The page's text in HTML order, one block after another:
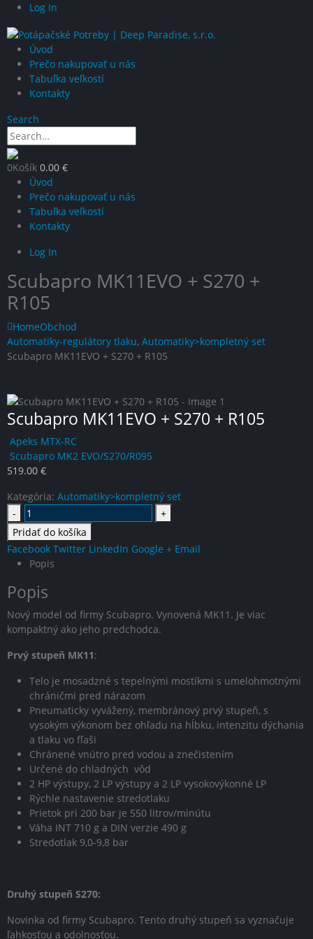
Log In
Úvod
Prečo nakupovať u nás
Tabuľka veľkostí
Kontakty
Search
0Košík 0.00 €
Úvod
Prečo nakupovať u nás
Tabuľka veľkostí
Kontakty
Log In
Scubapro MK11EVO + S270 +
R105
HomeObchod
Automatiky-regulátory tlaku, Automatiky>kompletný set
Scubapro MK11EVO + S270 + R105
Scubapro MK11EVO + S270 + R105
Apeks MTX-RC
Scubapro MK2 EVO/S270/R095
519.00 €
Kategória: Automatiky>kompletný set
-
+
Pridať do košíka
Facebook Twitter LinkedIn Google + Email
Popis
Popis
Nový model od firmy Scubapro. Vynovená MK11. Je viac
kompaktný ako jeho predchodca.
Prvý stupeň MK11:
Telo je mosadzné s tepelnými mostíkmi s umelohmotnými
chráničmi pred nárazom
Pneumaticky vyvážený, membránový prvý stupeň, s
vysokým výkonom bez ohľadu na hĺbku, intenzitu dýchania
a tlaku vo fľaši
Chránené vnútro pred vodou a znečistením
Určené do chladných vôd
2 HP výstupy, 2 LP výstupy a 2 LP vysokovýkonné LP
Rýchle nastavenie stredotlaku
Prietok pri 200 bar je 550 litrov/minútu
Váha INT 710 g a DIN verzie 490 g
Stredotlak 9,0-9,8 bar
Druhý stupeň S270:
Novinka od firmy Scubapro. Tento druhý stupeň sa vyznačuje
ľahkosťou a odolnosťou.